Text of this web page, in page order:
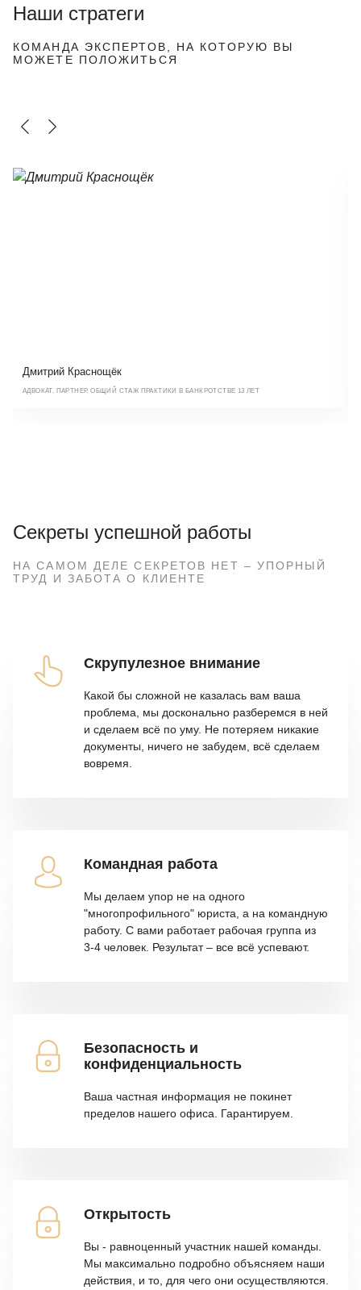
Наши стратеги
КОМАНДА ЭКСПЕРТОВ, НА КОТОРУЮ ВЫ
МОЖЕТЕ ПОЛОЖИТЬСЯ
Дмитрий Краснощёк
АДВОКАТ. ПАРТНЕР. ОБЩИЙ СТАЖ ПРАКТИКИ В БАНКРОТСТВЕ 13 ЛЕТ
Секреты успешной работы
НА САМОМ ДЕЛЕ СЕКРЕТОВ НЕТ – УПОРНЫЙ
ТРУД И ЗАБОТА О КЛИЕНТЕ
Скрупулезное внимание
Какой бы сложной не казалась вам ваша
проблема, мы досконально разберемся в ней
и сделаем всё по уму. Не потеряем никакие
документы, ничего не забудем, всё сделаем
вовремя.
Командная работа
Мы делаем упор не на одного
"многопрофильного" юриста, а на командную
работу. С вами работает рабочая группа из
3-4 человек. Результат – все всё успевают.
Безопасность и
конфиденциальность
Ваша частная информация не покинет
пределов нашего офиса. Гарантируем.
Открытость
Вы - равноценный участник нашей команды.
Мы максимально подробно объясняем наши
действия, и то, для чего они осуществляются.